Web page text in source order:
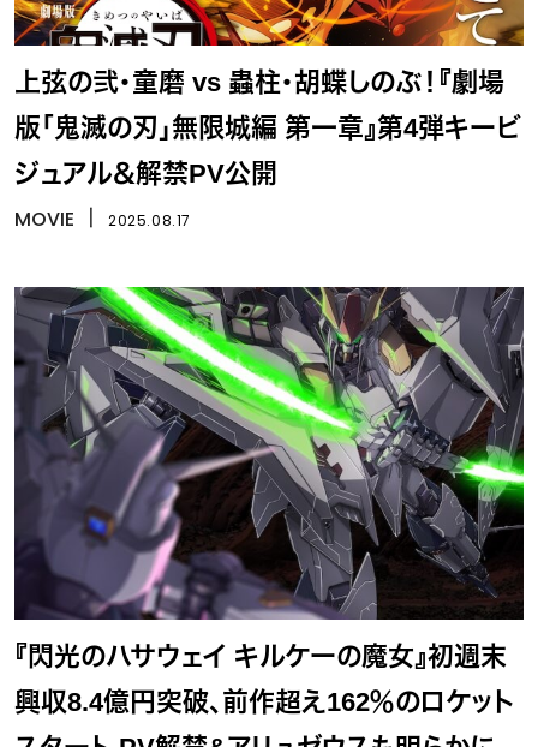
上弦の弐・童磨 vs 蟲柱・胡蝶しのぶ！『劇場
版「鬼滅の刃」無限城編 第一章』第4弾キービ
ジュアル＆解禁PV公開
MOVIE 2025.08.17
『閃光のハサウェイ キルケーの魔女』初週末
興収8.4億円突破、前作超え162％のロケット